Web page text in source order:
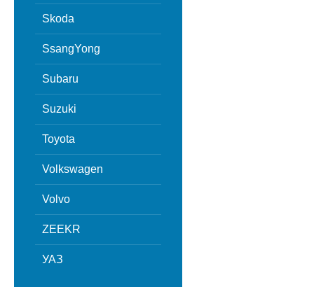
Skoda
SsangYong
Subaru
Suzuki
Toyota
Volkswagen
Volvo
ZEEKR
УАЗ